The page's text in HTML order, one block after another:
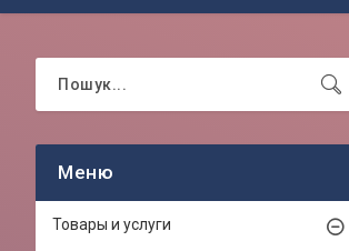
Товары и услуги